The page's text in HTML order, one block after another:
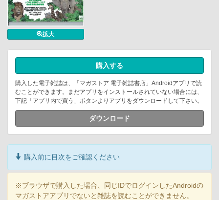
拡大
購入する
購入した電子雑誌は、「マガストア 電子雑誌書店」Androidアプリで読
むことができます。まだアプリをインストールされていない場合には、
下記「アプリ内で買う」ボタンよりアプリをダウンロードして下さい。
ダウンロード
購入前に目次をご確認ください
※ブラウザで購入した場合、同じIDでログインしたAndroidの
マガストアアプリでないと雑誌を読むことができません。